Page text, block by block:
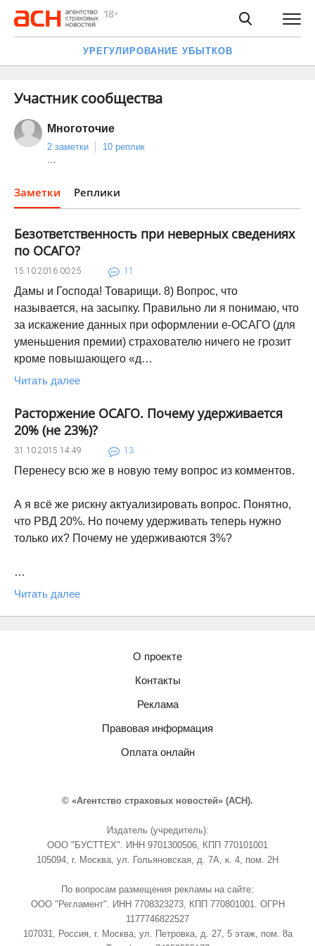
УРЕГУЛИРОВАНИЕ УБЫТКОВ
Участник сообщества
Многоточие
2 заметки
10 реплик
…
Заметки Реплики
Безответственность при неверных сведениях
по ОСАГО?
15.10.2016 00:25 11
Дамы и Господа! Товарищи. 8) Вопрос, что
называется, на засыпку. Правильно ли я понимаю, что
за искажение данных при оформлении е-ОСАГО (для
уменьшения премии) страхователю ничего не грозит
кроме повышающего «д…
Читать далее
Расторжение ОСАГО. Почему удерживается
20% (не 23%)?
31.10.2015 14:49 13
Перенесу всю же в новую тему вопрос из комментов.
А я всё же рискну актуализировать вопрос. Понятно,
что РВД 20%. Но почему удерживать теперь нужно
только их? Почему не удерживаются 3%?
…
Читать далее
О проекте
Контакты
Реклама
Правовая информация
Оплата онлайн
© «Агентство страховых новостей» (АСН).
Издатель (учредитель):
ООО "БУСТТЕХ". ИНН 9701300506, КПП 770101001
105094, г. Москва, ул. Гольяновская, д. 7А, к. 4, пом. 2Н
По вопросам размещения рекламы на сайте:
ООО "Регламент". ИНН 7708323273, КПП 770801001. ОГРН
1177746822527
107031, Россия, г. Москва, ул. Петровка, д. 27, 5 этаж, пом. 8а